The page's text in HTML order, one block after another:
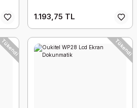
1.193,75 TL
Tükendi Tükendi